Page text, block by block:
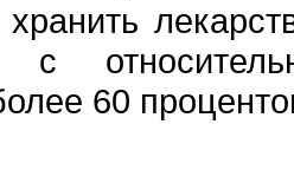
с
60